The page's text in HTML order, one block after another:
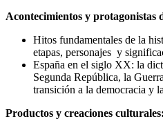
Acontecimientos y protagonistas
Hitos fundamentales de la
etapas, personajes y
España en el siglo XX: la
Segunda República, la
transición a la democracia y
Productos y creaciones culturales: